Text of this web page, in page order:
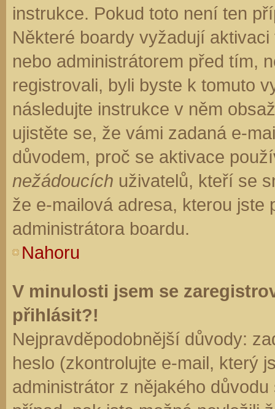
instrukce. Pokud toto není ten
Některé boardy vyžadují
nebo administrátorem před tím,
registrovali, byli byste k tomuto
následujte instrukce v něm
ujistěte se, že vámi zadaná e-
důvodem, proč se aktivace
nežádoucích uživatelů, kteří se
že e-mailová adresa, kterou jste
administrátora boardu.
Nahoru
V minulosti jsem se
přihlásit?!
Nejpravděpodobnější důvody:
heslo (zkontrolujte e-mail, který
administrátor z nějakého